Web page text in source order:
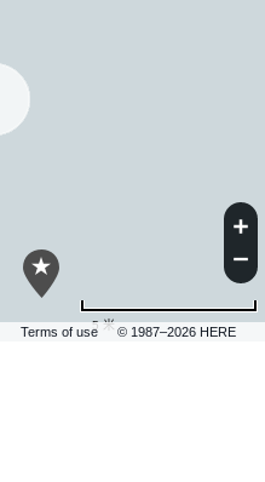
Terms of use © 1987–2026 HERE
5 米